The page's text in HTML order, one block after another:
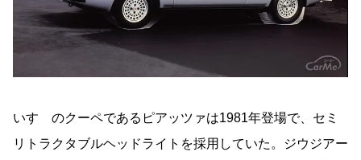
いすゞのクーペであるピアッツァは1981年登場で、セミ
リトラクタブルヘッドライトを採用していた。ジウジアー